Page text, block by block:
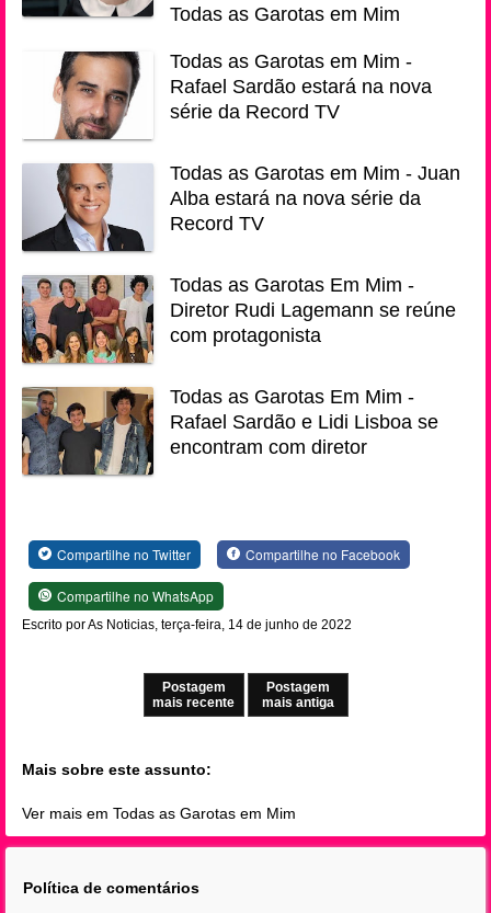
Todas as Garotas em Mim
Todas as Garotas em Mim -
Rafael Sardão estará na nova
série da Record TV
Todas as Garotas em Mim - Juan
Alba estará na nova série da
Record TV
Todas as Garotas Em Mim -
Diretor Rudi Lagemann se reúne
com protagonista
Todas as Garotas Em Mim -
Rafael Sardão e Lidi Lisboa se
encontram com diretor
Compartilhe no Twitter Compartilhe no Facebook
Compartilhe no WhatsApp
Escrito por As Noticias, terça-feira, 14 de junho de 2022
Postagem
mais recente
Postagem
mais antiga
Mais sobre este assunto:
Ver mais em Todas as Garotas em Mim
Política de comentários